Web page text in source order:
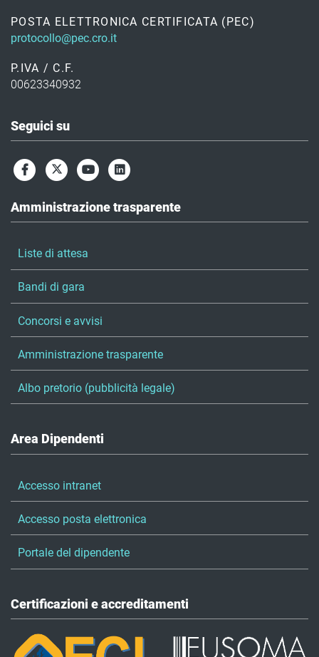
POSTA ELETTRONICA CERTIFICATA (PEC)
protocollo@pec.cro.it
P.IVA / C.F.
00623340932
Seguici su
Amministrazione trasparente
Liste di attesa
Bandi di gara
Concorsi e avvisi
Amministrazione trasparente
Albo pretorio (pubblicità legale)
Area Dipendenti
Accesso intranet
Accesso posta elettronica
Portale del dipendente
Certificazioni e accreditamenti